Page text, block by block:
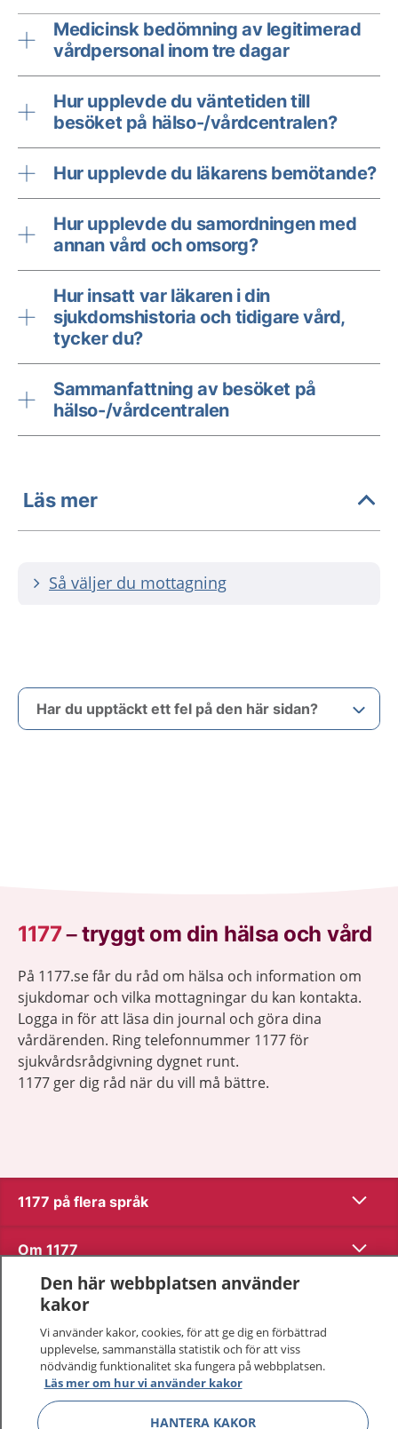
Medicinsk bedömning av legitimerad
vårdpersonal inom tre dagar
Hur upplevde du väntetiden till
besöket på hälso-/vårdcentralen?
Hur upplevde du läkarens bemötande?
Hur upplevde du samordningen med
annan vård och omsorg?
Hur insatt var läkaren i din
sjukdomshistoria och tidigare vård,
tycker du?
Sammanfattning av besöket på
hälso-/vårdcentralen
Läs mer
Så väljer du mottagning
Har du upptäckt ett fel på den här sidan?
1177–tryggt om din hälsa och vård
På 1177.se får du råd om hälsa och information om
sjukdomar och vilka mottagningar du kan kontakta.
Logga in för att läsa din journal och göra dina
vårdärenden. Ring telefonnummer 1177 för
sjukvårdsrådgivning dygnet runt.
1177 ger dig råd när du vill må bättre.
1177 på flera språk Visa
Om 1177 Visa
Kontakt
Behandling av personuppgifter
Hantering av kakor
Den här webbplatsen använder
kakor
Vi använder kakor, cookies, för att ge dig en förbättrad
upplevelse, sammanställa statistik och för att viss
nödvändig funktionalitet ska fungera på webbplatsen.
Läs mer om hur vi använder kakor
HANTERA KAKOR